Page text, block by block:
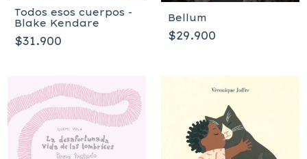
Todos esos cuerpos -
Blake Kendare
$31.900
Bellum
$29.900